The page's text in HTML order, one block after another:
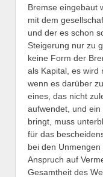
Bremse eingebaut
mit dem
und der es schon
Steigerung nur zu
keine Form der
als Kapital, es wird
wenn es darüber zu
eines, das nicht
aufwendet, und
bringt, muss
für das
bei den
Anspruch auf
Gesamtheit des